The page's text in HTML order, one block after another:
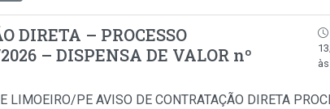
DIRETA – PROCESSO
– DISPENSA DE VALOR nº
LIMOEIRO/PE AVISO DE CONTRATAÇÃO DIRETA